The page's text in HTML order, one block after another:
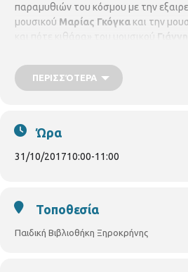
παραμυθιών του κόσμου με την
μουσικού Μαρίας Γκόγκα και την
και πότε κιθάρα» του μουσικού
ΠΕΡΙΣΣΌΤΕΡΑ
Ώρα
31/10/201710:00-11:00
Τοποθεσία
Παιδική Βιβλιοθήκη Ξηροκρήνης